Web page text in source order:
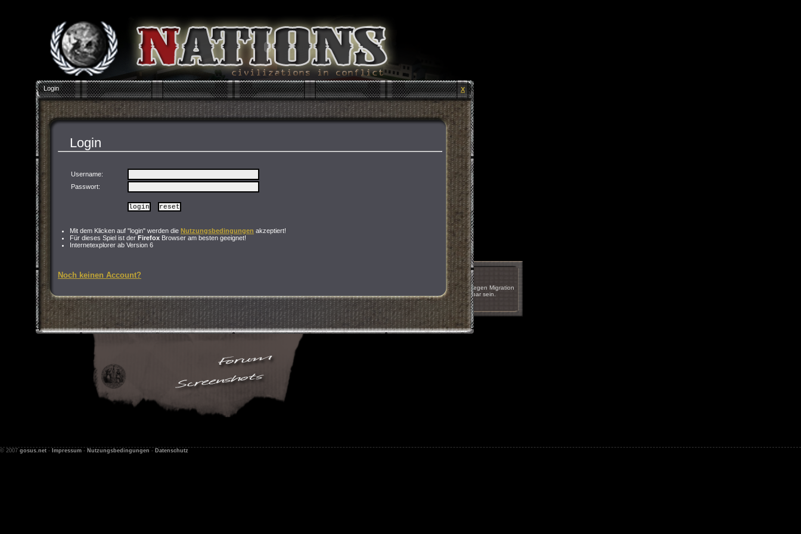
Das Spiel wird innerhalb der nächsten Wochen wegen Migration
auf einen anderen Server kurzzeitig nicht erreichbar sein.
nächste
Login X
Login
Username:
Passwort:
Mit dem Klicken auf "login" werden die Nutzungsbedingungen akzeptiert!
Für dieses Spiel ist der Firefox Browser am besten geeignet!
Internetexplorer ab Version 6
Noch keinen Account?
© 2007 gosus.net - Impressum - Nutzungsbedingungen - Datenschutz